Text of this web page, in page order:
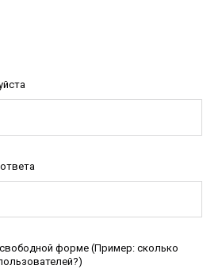
форме (Пример: сколько